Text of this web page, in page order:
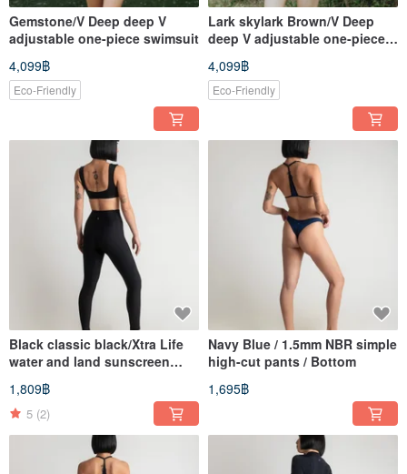
Gemstone/V Deep deep V
adjustable one-piece swimsuit
4,099฿
Eco-Friendly
Lark skylark Brown/V Deep
deep V adjustable one-piece
swimsuit
4,099฿
Eco-Friendly
Black classic black/Xtra Life
water and land sunscreen
trousers/Bottom
1,809฿
5 (2)
Navy Blue / 1.5mm NBR simple
high-cut pants / Bottom
1,695฿